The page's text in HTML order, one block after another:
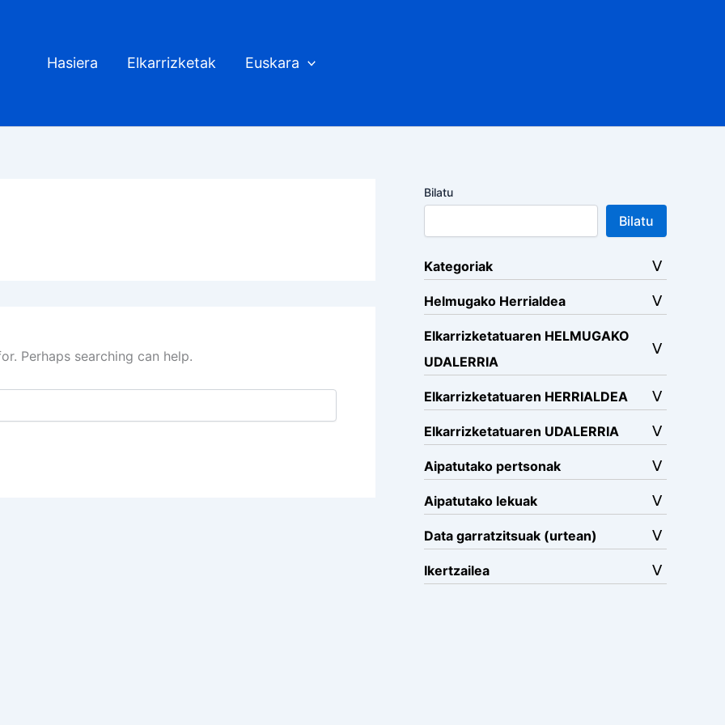
Hasiera Elkarrizketak Euskara
Perhaps searching can help.
Bilatu
Bilatu
Kategoriak
Helmugako Herrialdea
Elkarrizketatuaren HELMUGAKO
UDALERRIA
Elkarrizketatuaren HERRIALDEA
Elkarrizketatuaren UDALERRIA
Aipatutako pertsonak
Aipatutako lekuak
Data garratzitsuak (urtean)
Ikertzailea